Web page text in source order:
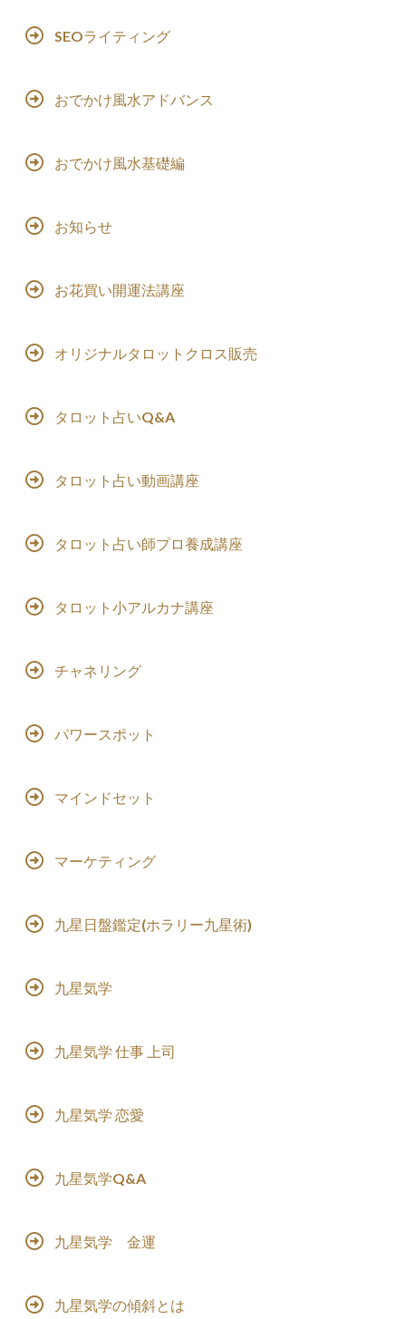
SEOライティング
おでかけ風水アドバンス
おでかけ風水基礎編
お知らせ
お花買い開運法講座
オリジナルタロットクロス販売
タロット占いQ&A
タロット占い動画講座
タロット占い師プロ養成講座
タロット小アルカナ講座
チャネリング
パワースポット
マインドセット
マーケティング
九星日盤鑑定(ホラリー九星術)
九星気学
九星気学 仕事 上司
九星気学 恋愛
九星気学Q&A
九星気学 金運
九星気学の傾斜とは